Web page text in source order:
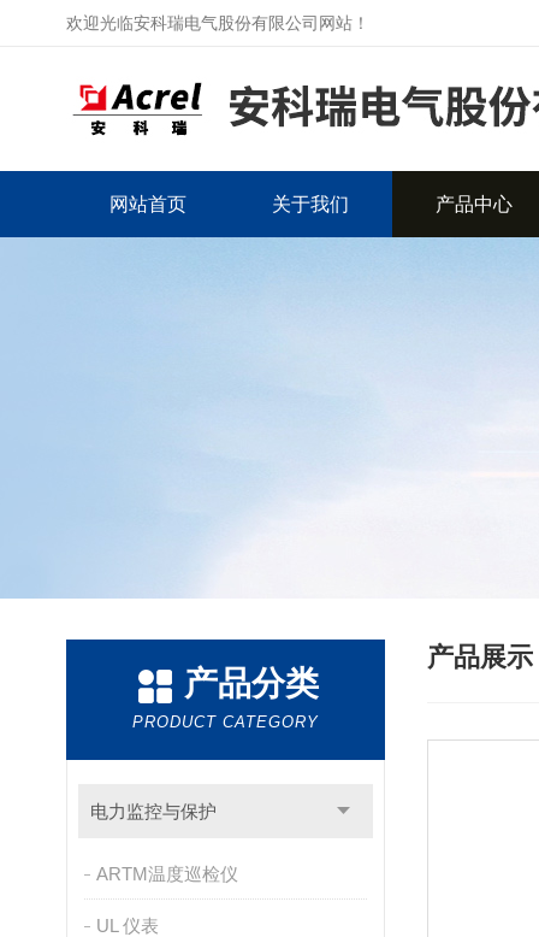
欢迎光临安科瑞电气股份有限公司网站！
网站首页 关于我们 产品中心
产品分类
PRODUCT CATEGORY
电力监控与保护
ARTM温度巡检仪
UL 仪表
产品展示